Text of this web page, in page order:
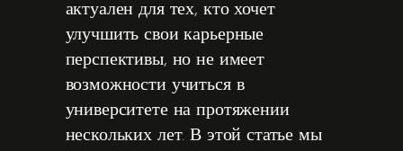
актуален для тех, кто хочет
улучшить свои карьерные
перспективы, но не имеет
возможности учиться в
университете на протяжении
нескольких лет. В этой статье мы